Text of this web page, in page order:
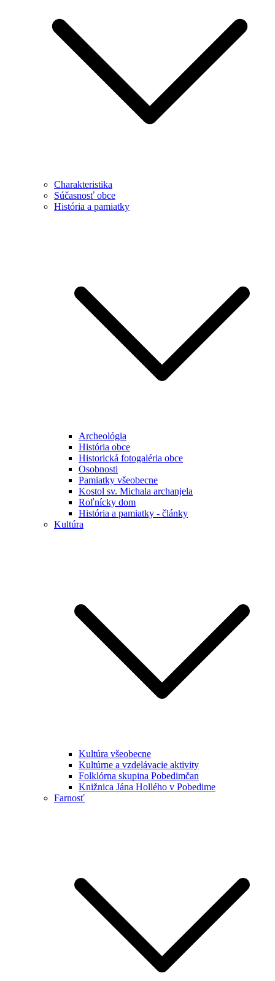
Charakteristika
Súčasnosť obce
História a pamiatky
Archeológia
História obce
Historická fotogaléria obce
Osobnosti
Pamiatky všeobecne
Kostol sv. Michala archanjela
Roľnícky dom
História a pamiatky - články
Kultúra
Kultúra všeobecne
Kultúrne a vzdelávacie aktivity
Folklórna skupina Pobedimčan
Knižnica Jána Hollého v Pobedime
Farnosť